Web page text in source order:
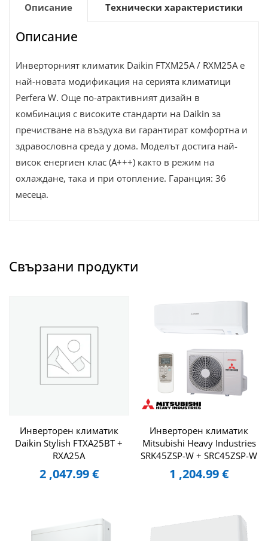
Описание Технически характеристики
Описание
Инверторният климатик Daikin FTXM25A / RXM25A е
най-новата модификация на серията климатици
Perfera W. Още по-атрактивният дизайн в
комбинация с високите стандарти на Daikin за
пречистване на въздуха ви гарантират комфортна и
здравословна среда у дома. Моделът достига най-
висок енергиен клас (A+++) както в режим на
охлаждане, така и при отопление. Гаранция: 36
месеца.
Свързани продукти
Инверторен климатик
Daikin Stylish FTXA25BT +
RXA25A
2 ,047.99€
Инверторен климатик
Mitsubishi Heavy Industries
SRK45ZSP-W + SRC45ZSP-W
1 ,204.99€